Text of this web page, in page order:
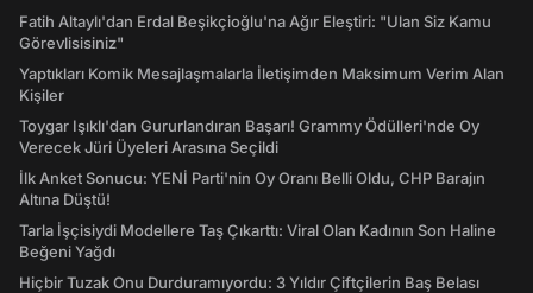
Fatih Altaylı'dan Erdal Beşikçioğlu'na Ağır Eleştiri: "Ulan Siz Kamu
Görevlisisiniz"
Yaptıkları Komik Mesajlaşmalarla İletişimden Maksimum Verim Alan
Kişiler
Toygar Işıklı'dan Gururlandıran Başarı! Grammy Ödülleri'nde Oy
Verecek Jüri Üyeleri Arasına Seçildi
İlk Anket Sonucu: YENİ Parti'nin Oy Oranı Belli Oldu, CHP Barajın
Altına Düştü!
Tarla İşçisiydi Modellere Taş Çıkarttı: Viral Olan Kadının Son Haline
Beğeni Yağdı
Hiçbir Tuzak Onu Durduramıyordu: 3 Yıldır Çiftçilerin Baş Belası